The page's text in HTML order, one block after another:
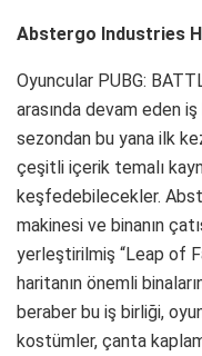
Abstergo Industries
Oyuncular PUBG:
arasında devam eden
sezondan bu yana ilk
çeşitli içerik temalı
keşfedebilecekler.
makinesi ve binanın
yerleştirilmiş “Leap of
haritanın önemli
beraber bu iş birliği,
kostümler, çanta